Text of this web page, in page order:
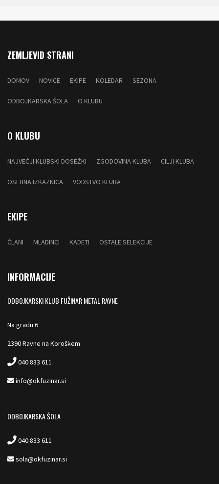
ZEMLJEVID STRANI
DOMOV NOVICE EKIPE KOLEDAR SEZONA
ODBOJKARSKA ŠOLA O KLUBU
O KLUBU
NAJVEČJI KLUBSKI DOSEŽKI ZGODOVINA KLUBA CILJI KLUBA
OSEBNA IZKAZNICA VODSTVO KLUBA
EKIPE
ČLANI MLADINCI KADETI OSTALE SELEKCIJE
INFORMACIJE
ODBOJKARSKI KLUB FUŽINAR METAL RAVNE
Na gradu 6
2390 Ravne na Koroškem
040 833 611
info@okfuzinar.si
ODBOJKARSKA ŠOLA
040 833 611
sola@okfuzinar.si